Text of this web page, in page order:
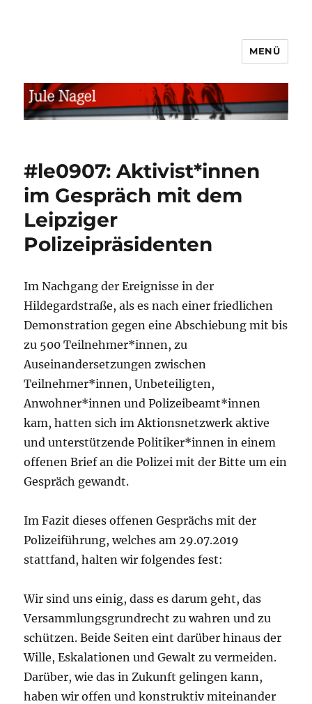
MENÜ
#le0907: Aktivist*innen
im Gespräch mit dem
Leipziger
Polizeipräsidenten
Im Nachgang der Ereignisse in der
Hildegardstraße, als es nach einer friedlichen
Demonstration gegen eine Abschiebung mit bis
zu 500 Teilnehmer*innen, zu
Auseinandersetzungen zwischen
Teilnehmer*innen, Unbeteiligten,
Anwohner*innen und Polizeibeamt*innen
kam, hatten sich im Aktionsnetzwerk aktive
und unterstützende Politiker*innen in einem
offenen Brief an die Polizei mit der Bitte um ein
Gespräch gewandt.
Im Fazit dieses offenen Gesprächs mit der
Polizeiführung, welches am 29.07.2019
stattfand, halten wir folgendes fest:
Wir sind uns einig, dass es darum geht, das
Versammlungsgrundrecht zu wahren und zu
schützen. Beide Seiten eint darüber hinaus der
Wille, Eskalationen und Gewalt zu vermeiden.
Darüber, wie das in Zukunft gelingen kann,
haben wir offen und konstruktiv miteinander